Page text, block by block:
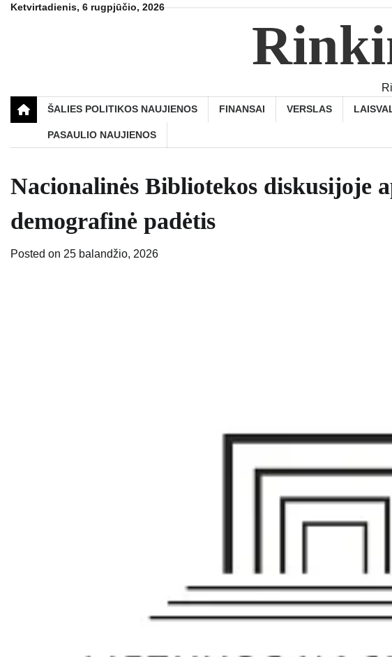
SkipKetvirtadienis, 6 rugpjūčio, 2026
ŠALIES POLITIKOS NAUJIENOS FINANSAI VERSLAS
PASAULIO NAUJIENOS
Nacionalinės Bibliotekos diskusijoje
demografinė padėtis
Posted on 25 balandžio, 2026